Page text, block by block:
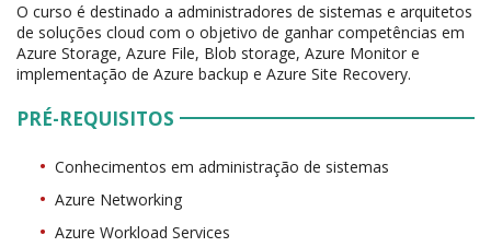
O curso é destinado a administradores de sistemas e arquitetos
de soluções cloud com o objetivo de ganhar competências em
Azure Storage, Azure File, Blob storage, Azure Monitor e
implementação de Azure backup e Azure Site Recovery.
PRÉ-REQUISITOS
Conhecimentos em administração de sistemas
Azure Networking
Azure Workload Services